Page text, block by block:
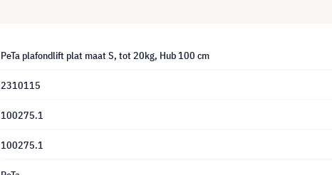
PeTa plafondlift plat maat S, tot 20kg, Hub 100 cm
2310115
100275.1
100275.1